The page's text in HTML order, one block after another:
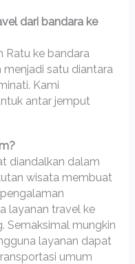
dari bandara ke
Ratu ke bandara
satu diantara
Kami
antar jemput
diandalkan dalam
wisata membuat
layanan travel ke
Semaksimal mungkin
layanan dapat
umum